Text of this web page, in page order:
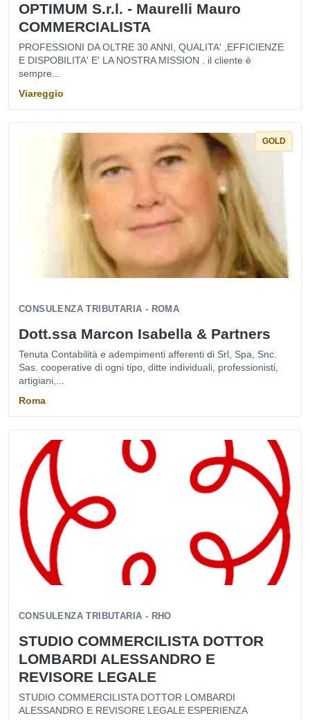
OPTIMUM S.r.l. - Maurelli Mauro
COMMERCIALISTA
PROFESSIONI DA OLTRE 30 ANNI, QUALITA' ,EFFICIENZE
E DISPOBILITA' E' LA NOSTRA MISSION . il cliente è
sempre...
Viareggio
GOLD
CONSULENZA TRIBUTARIA - ROMA
Dott.ssa Marcon Isabella & Partners
Tenuta Contabilità e adempimenti afferenti di Srl, Spa, Snc.
Sas. cooperative di ogni tipo, ditte individuali, professionisti,
artigiani,...
Roma
CONSULENZA TRIBUTARIA - RHO
STUDIO COMMERCILISTA DOTTOR
LOMBARDI ALESSANDRO E
REVISORE LEGALE
STUDIO COMMERCILISTA DOTTOR LOMBARDI
ALESSANDRO E REVISORE LEGALE ESPERIENZA